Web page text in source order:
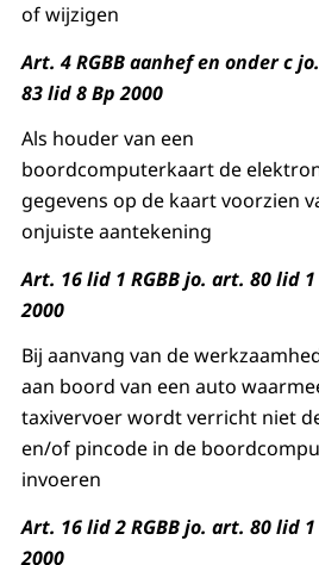
of wijzigen
Art. 4 RGBB aanhef en onder c
83 lid 8 Bp 2000
Als houder van een
boordcomputerkaart de
gegevens op de kaart voorzien
onjuiste aantekening
Art. 16 lid 1 RGBB jo. art. 80 lid 1
2000
Bij aanvang van de
aan boord van een auto
taxivervoer wordt verricht niet
en/of pincode in de
invoeren
Art. 16 lid 2 RGBB jo. art. 80 lid 1
2000